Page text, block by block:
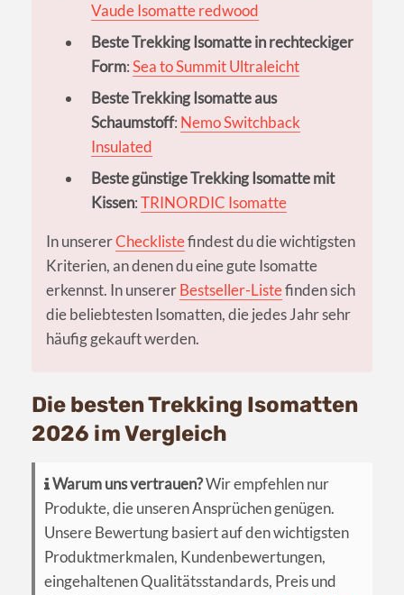
Vaude Isomatte redwood
Beste Trekking Isomatte in rechteckiger
Form:Sea to Summit Ultraleicht
Beste Trekking Isomatte aus
Schaumstoff: Nemo Switchback
Insulated
Beste günstige Trekking Isomatte mit
Kissen:TRINORDIC Isomatte
In unsererChecklistefindest du die wichtigsten
Kriterien, an denen du eine gute Isomatte
erkennst. In unsererBestseller-Listefinden sich
die beliebtesten Isomatten, die jedes Jahr sehr
häufig gekauft werden.
Die besten Trekking Isomatten
2026 im Vergleich
Warum uns vertrauen?Wir empfehlen nur
Produkte, die unseren Ansprüchen genügen.
Unsere Bewertung basiert auf den wichtigsten
Produktmerkmalen, Kundenbewertungen,
eingehaltenen Qualitätsstandards, Preis und